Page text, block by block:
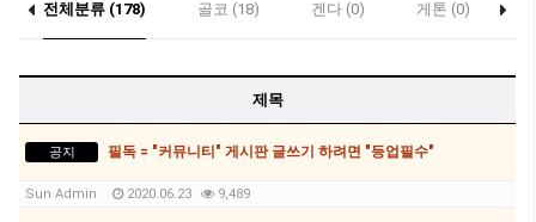
전체분류 (178) 골코 (18) 겐다 (0) 게톤 (0)
제목
공지 필독 = "커뮤니티" 게시판 글쓰기 하려면 "등업필수"
Sun Admin 2020.06.23 9,489